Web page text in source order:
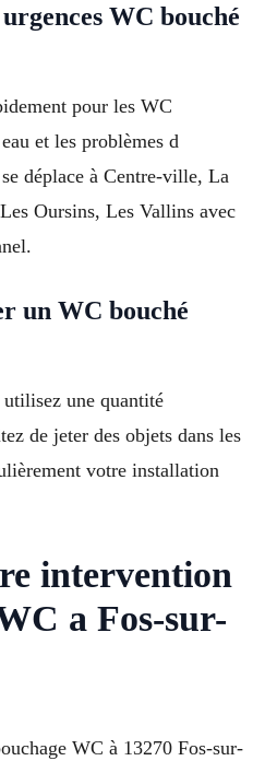
WC bouché
pour les WC
et les problèmes d
déplace à Centre-ville, La
Oursins, Les Vallins avec
un WC bouché
une quantité
de jeter des objets dans les
votre installation
intervention
a Fos-sur-
WC à 13270 Fos-sur-